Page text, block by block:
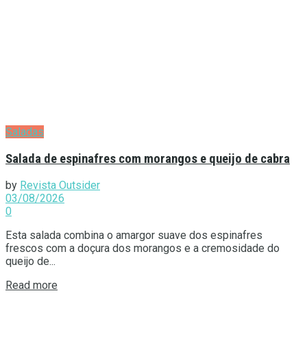
Saladas
Salada de espinafres com morangos e queijo de cabra
by Revista Outsider
03/08/2026
0
Esta salada combina o amargor suave dos espinafres
frescos com a doçura dos morangos e a cremosidade do
queijo de...
Read more